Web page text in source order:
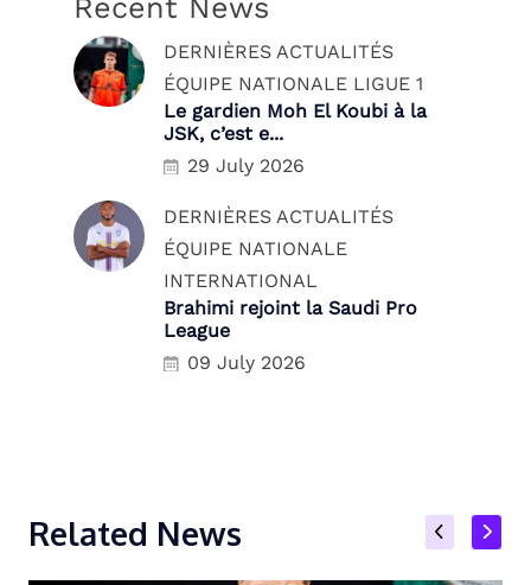
Recent News
DERNIÈRES ACTUALITÉS
ÉQUIPE NATIONALE LIGUE 1
Le gardien Moh El Koubi à la
JSK, c’est e...
29 July 2026
DERNIÈRES ACTUALITÉS
ÉQUIPE NATIONALE
INTERNATIONAL
Brahimi rejoint la Saudi Pro
League
09 July 2026
Related News